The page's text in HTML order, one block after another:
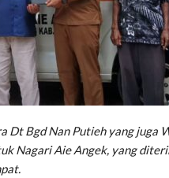
Dt Bgd Nan Putieh yang juga
Nagari Aie Angek, yang